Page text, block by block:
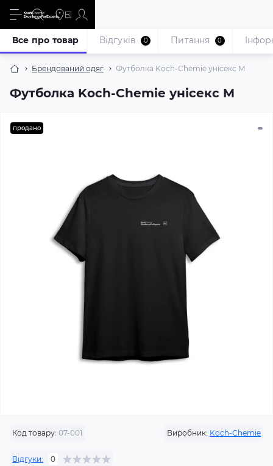
Брендований одяг Футболка Koch-Chemie унісекс M
Футболка Koch-Chemie унісекс M
Все про товар Відгуків 0 Питання 0
продано
Код товару: 07-001 Виробник: Koch-Chemie
Відгуки: 0